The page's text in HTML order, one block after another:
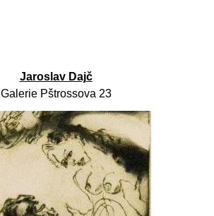
Jaroslav Dajč
Galerie Pštrossova 23